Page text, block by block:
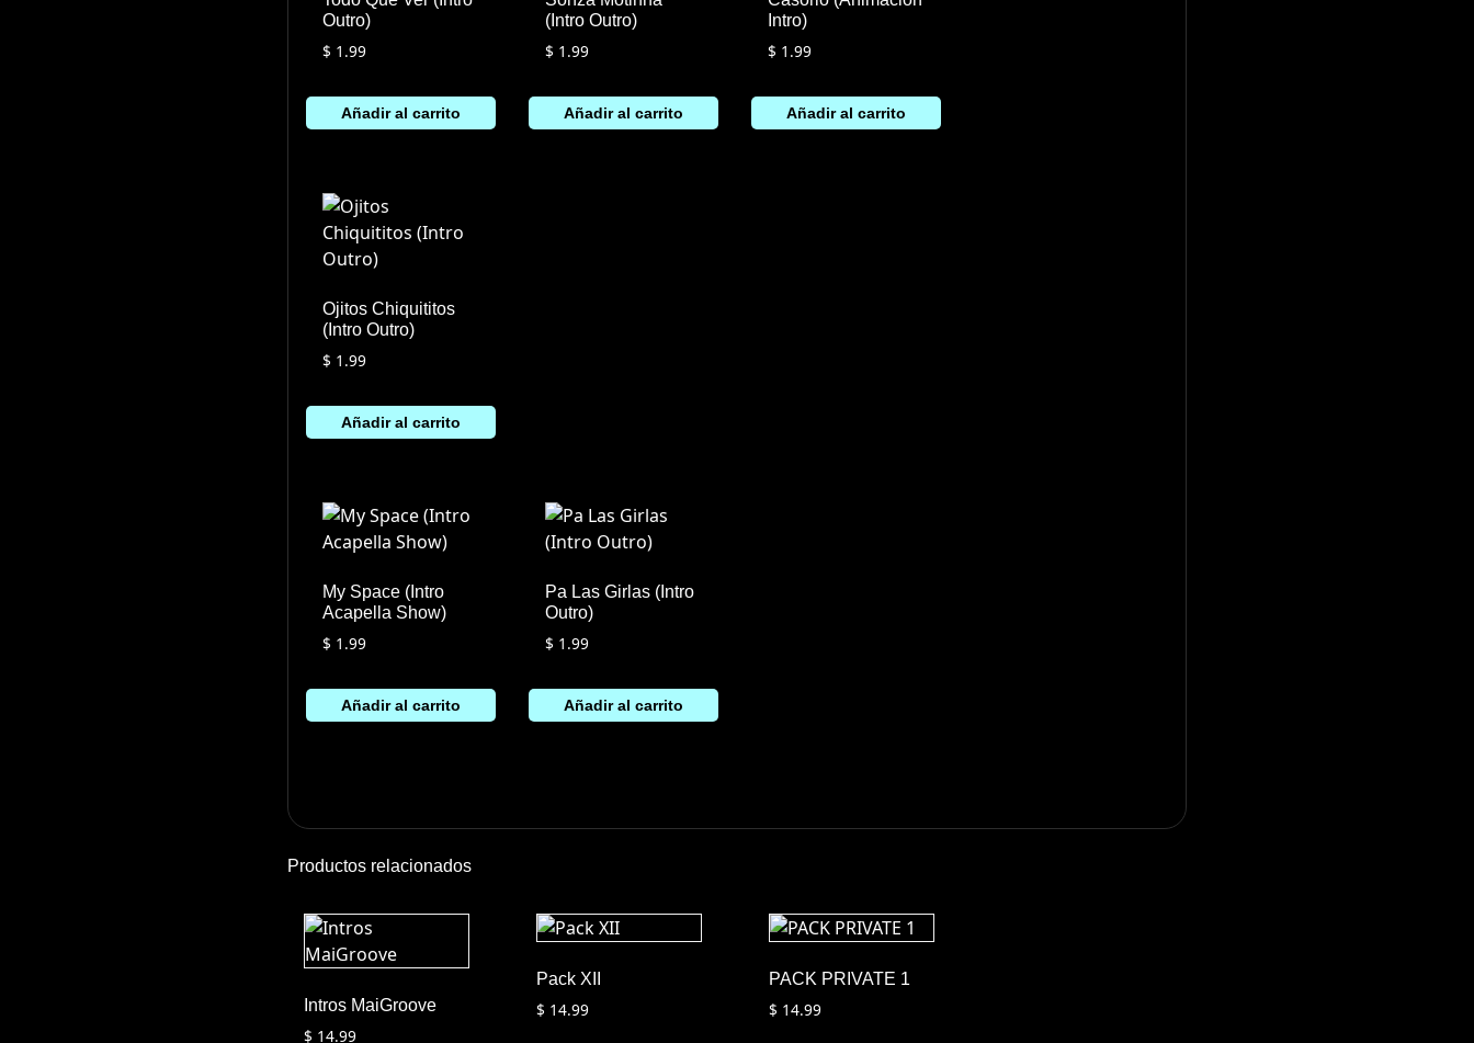
Outro)
$ 1.99
Añadir al carrito
(Intro Outro)
$ 1.99
Añadir al carrito
Intro)
$ 1.99
Añadir al carrito
Ojitos Chiquititos
(Intro Outro)
$ 1.99
Añadir al carrito
My Space (Intro
Acapella Show)
$ 1.99
Añadir al carrito
Pa Las Girlas (Intro
Outro)
$ 1.99
Añadir al carrito
Productos relacionados
Intros MaiGroove
$ 14.99
Pack XII
$ 14.99
PACK PRIVATE 1
$ 14.99